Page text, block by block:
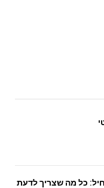
כל מה שצריך לדעת